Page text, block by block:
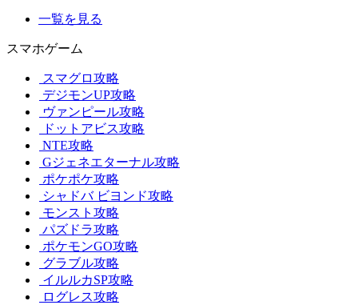
一覧を見る
スマホゲーム
スマグロ攻略
デジモンUP攻略
ヴァンピール攻略
ドットアビス攻略
NTE攻略
Gジェネエターナル攻略
ポケポケ攻略
シャドバ ビヨンド攻略
モンスト攻略
パズドラ攻略
ポケモンGO攻略
グラブル攻略
イルルカSP攻略
ログレス攻略